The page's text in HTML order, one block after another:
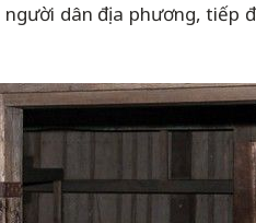
người dân địa phương,